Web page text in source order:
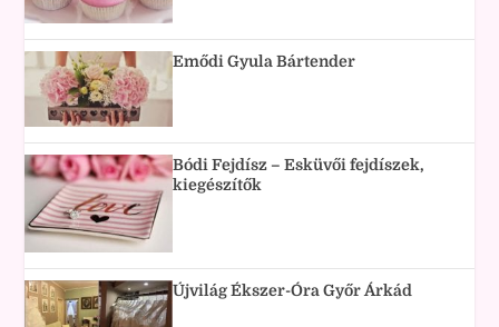
Emődi Gyula Bártender
Bódi Fejdísz – Esküvői fejdíszek,
kiegészítők
Újvilág Ékszer-Óra Győr Árkád